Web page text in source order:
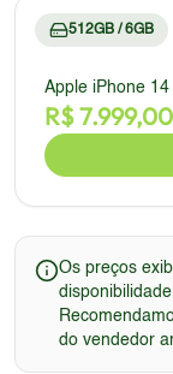
512GB / 6GB
Apple iPhone
R$7.999,00
Os preços
do vendedor